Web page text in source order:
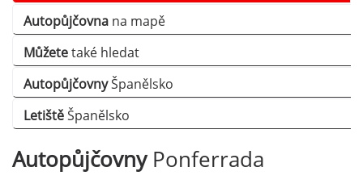
Autopůjčovna na mapě
Můžetetaké hledat
AutopůjčovnyŠpanělsko
LetištěŠpanělsko
AutopůjčovnyPonferrada